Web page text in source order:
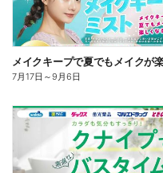
7月17日 ～9月6日